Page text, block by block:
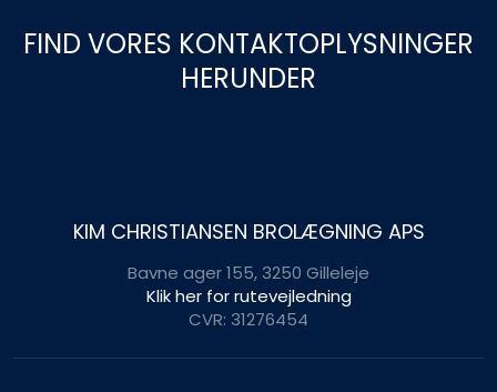
FIND VORES KONTAKTOPLYSNINGER
HERUNDER
KIM CHRISTIANSEN BROLÆGNING APS
Bavne ager 155, 3250 Gilleleje
Klik her for rutevejledning
CVR: 31276454